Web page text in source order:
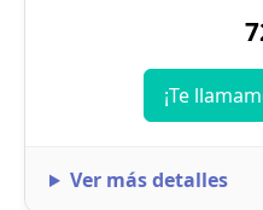
¡Te
Ver más detalles